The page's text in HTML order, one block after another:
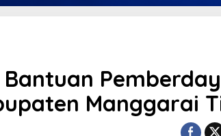
Manggarai